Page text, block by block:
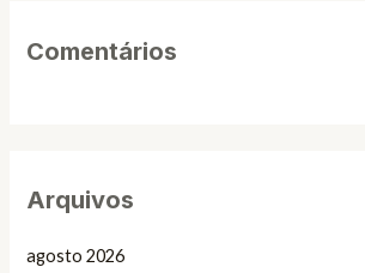
Comentários
Arquivos
agosto 2026